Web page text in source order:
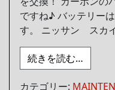
ですね♪ バッテリー
す。 ニッサン スカ
続きを読む…
カテゴリー: